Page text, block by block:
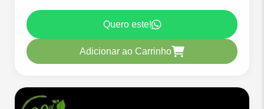
Quero este!
Adicionar ao Carrinho